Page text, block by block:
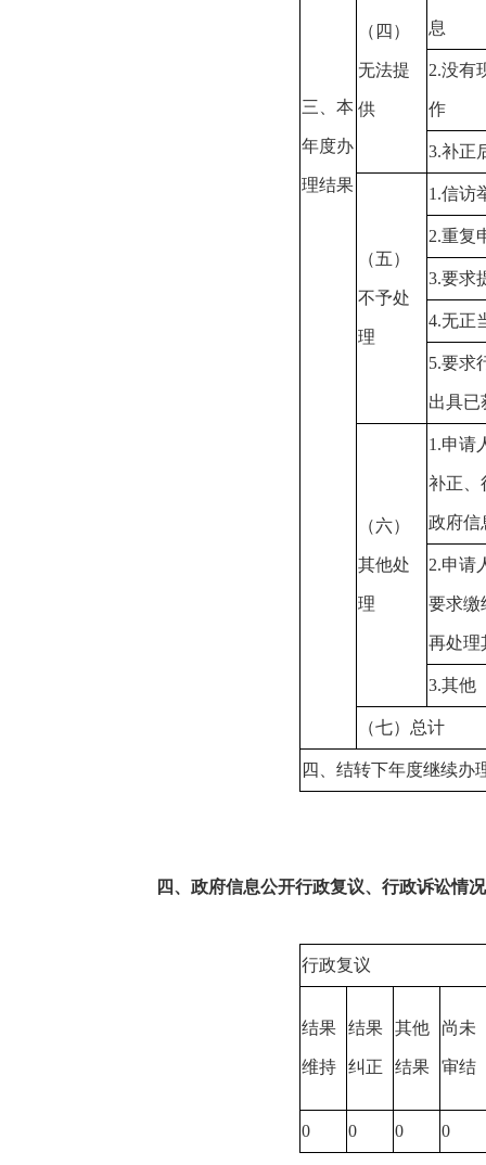
三、本
年度办
理结果
（四）
无法提
供
息
2.没有
作
3.补正
（五）
不予处
理
1.信访
2.重复
3.要求
4.无正
5.要求
出具已
（六）
其他处
理
1.申请
补正、
政府信
2.申请
要求缴
再处理
3.其他
（七）总计
四、结转下年度继续办
四、政府信息公开行政复议、行政诉讼情况
行政复议
结果
维持
结果
纠正
其他
结果
尚未
审结
0 0 0 0